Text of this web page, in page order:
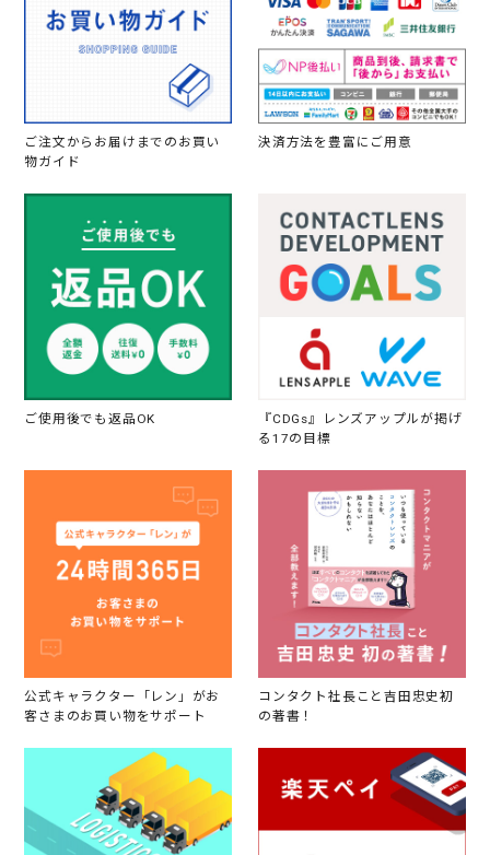
ご注文からお届けまでのお買い
物ガイド
決済方法を豊富にご用意
ご使用後でも返品OK
『CDGs』レンズアップルが掲げ
る17の目標
公式キャラクター「レン」がお
客さまのお買い物をサポート
コンタクト社長こと吉田忠史初
の著書！